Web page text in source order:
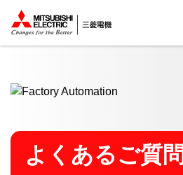
ここから本文
よくあるご質問